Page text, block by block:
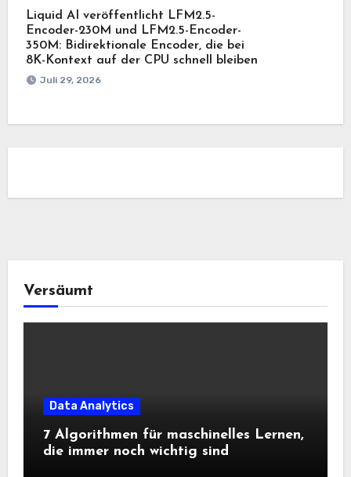
Liquid AI veröffentlicht LFM2.5-
Encoder-230M und LFM2.5-Encoder-
350M: Bidirektionale Encoder, die bei
8K-Kontext auf der CPU schnell bleiben
Juli 29, 2026
Versäumt
Data Analytics
7 Algorithmen für maschinelles Lernen,
die immer noch wichtig sind